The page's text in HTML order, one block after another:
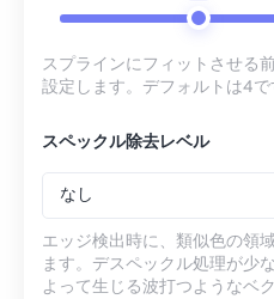
スプラインにフィットさせる
設定します。デフォルトは4で
スペックル除去レベル
なし
エッジ検出時に、類似色の領
ます。デスペックル処理が少
よって生じる波打つようなベ